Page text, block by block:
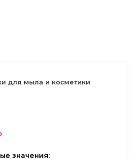
для мыла и косметики
значения: